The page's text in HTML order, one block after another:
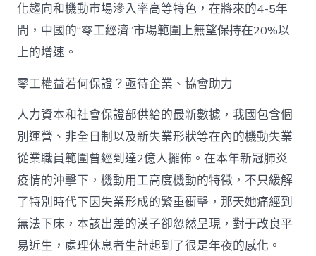
化趨向和機動市場滲入率高等特色，在將來的4-5年
間，中國的“零工經濟”市場範圍上無望保持在20%以
上的增速。
零工權益若何保證？亟待企業、協會助力
人力資本和社會保證部供給的最新數據，我國包含個
別運營、非全日制以及新失業形狀等在內的機動失業
從業職員範圍曾經到達2億人擺佈。在本年新冠肺炎
疫情的沖擊下，機動用工高度機動的特徵，不只緩解
了特別時代下因失業形成的繁重衝擊，那天她痛經到
無法下床，本該出差的漢子卻忽然呈現，對于改良平
易近生，處理休息者生計起到了很是年夜的感化。